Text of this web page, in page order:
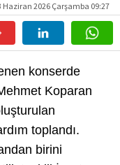
Haziran 2026 Çarşamba 09:27
konserde
Koparan
toplandı.
birini